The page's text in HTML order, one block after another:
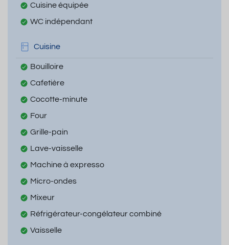
Cuisine équipée
WC indépendant
Cuisine
Bouilloire
Cafetière
Cocotte-minute
Four
Grille-pain
Lave-vaisselle
Machine à expresso
Micro-ondes
Mixeur
Réfrigérateur-congélateur combiné
Vaisselle